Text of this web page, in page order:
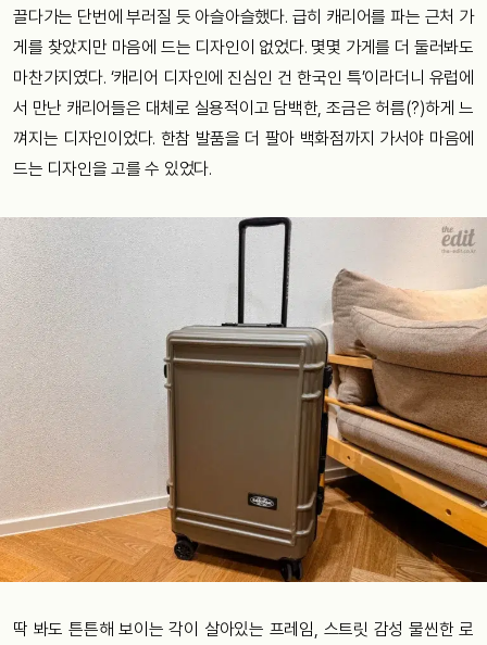
끌다가는 단번에 부러질 듯 아슬아슬했다. 급히 캐리어를 파는 근처 가
게를 찾았지만 마음에 드는 디자인이 없었다. 몇몇 가게를 더 둘러봐도
마찬가지였다. ‘캐리어 디자인에 진심인 건 한국인 특’이라더니 유럽에
서 만난 캐리어들은 대체로 실용적이고 담백한, 조금은 허름(?)하게 느
껴지는 디자인이었다. 한참 발품을 더 팔아 백화점까지 가서야 마음에
드는 디자인을 고를 수 있었다.
딱 봐도 튼튼해 보이는 각이 살아있는 프레임, 스트릿 감성 물씬한 로